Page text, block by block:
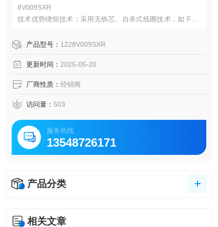
8V009SXR
技术优势绕组技术：采用无铁芯、自承式线圈技术，如 Fritz
转子线圈
产品型号： 1228V009SXR
更新时间： 2025-05-20
厂商性质： 经销商
访问量： 503
服务热线
13548726171
产品分类
相关文章